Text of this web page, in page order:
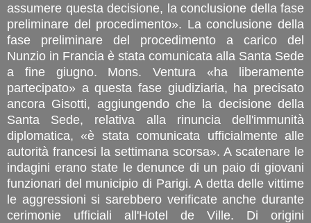
assumere questa decisione, la conclusione della fase
preliminare del procedimento». La conclusione della
fase preliminare del procedimento a carico del
Nunzio in Francia è stata comunicata alla Santa Sede
a fine giugno. Mons. Ventura «ha liberamente
partecipato» a questa fase giudiziaria, ha precisato
ancora Gisotti, aggiungendo che la decisione della
Santa Sede, relativa alla rinuncia dell'immunità
diplomatica, «è stata comunicata ufficialmente alle
autorità francesi la settimana scorsa». A scatenare le
indagini erano state le denunce di un paio di giovani
funzionari del municipio di Parigi. A detta delle vittime
le aggressioni si sarebbero verificate anche durante
cerimonie ufficiali all'Hotel de Ville. Di origini